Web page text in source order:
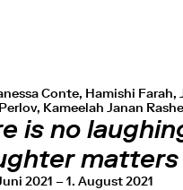
Conte, Hamishi Farah,
Kameelah Janan
is no
matters
2021 – 1. August 2021